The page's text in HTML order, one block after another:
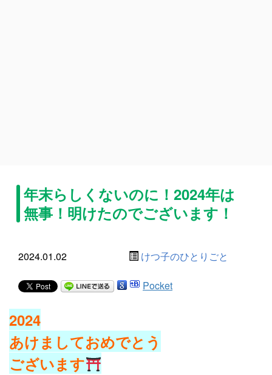
年末らしくないのに！2024年は
無事！明けたのでございます！
2024.01.02 けつ子のひとりごと
Pocket
2024
あけましておめでとう
ございます